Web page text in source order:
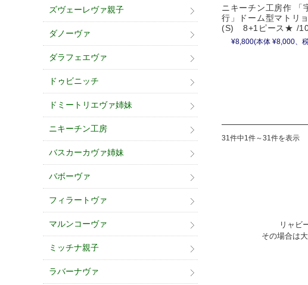
ニキーチン工房作 「
行」ドーム型マトリ
(S) 8+1ピース★ /
¥8,800(本体 ¥8,000、
31件中1件～31件を表示
リャビ
その場合は
ズヴェーレヴァ親子
ダノーヴァ
ダラフェエヴァ
ドゥビニッチ
ドミートリエヴァ姉妹
ニキーチン工房
バスカーカヴァ姉妹
バボーヴァ
フィラートヴァ
マルンコーヴァ
ミッチナ親子
ラバーナヴァ